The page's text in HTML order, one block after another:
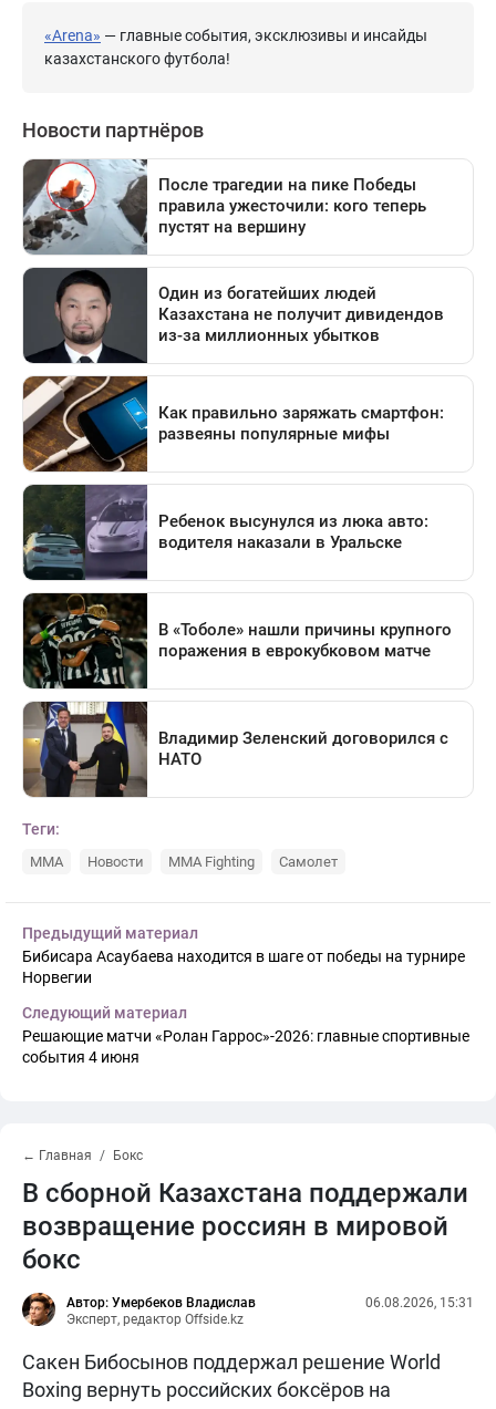
«Arena» — главные события, эксклюзивы и инсайды
казахстанского футбола!
Теги:
MMA Новости MMA Fighting Самолет
Предыдущий материал
Бибисара Асаубаева находится в шаге от победы на турнире
Норвегии
Следующий материал
Решающие матчи «Ролан Гаррос»-2026: главные спортивные
события 4 июня
← Главная Бокс
В сборной Казахстана поддержали
возвращение россиян в мировой
бокс
Автор: Умербеков Владислав
Эксперт, редактор Offside.kz
06.08.2026, 15:31
Сакен Бибосынов поддержал решение World
Boxing вернуть российских боксёров на